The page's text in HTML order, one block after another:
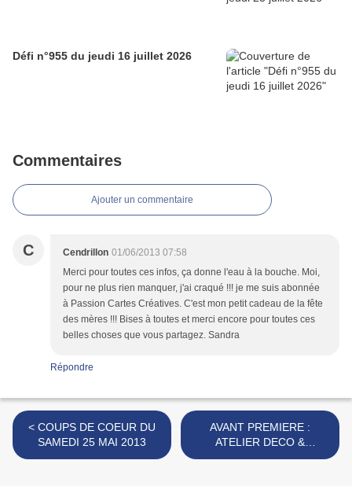
Défi n°955 du jeudi 16 juillet 2026
Commentaires
Ajouter un commentaire
C Cendrillon 01/06/2013 07:58
Merci pour toutes ces infos, ça donne l'eau à la bouche. Moi,
pour ne plus rien manquer, j'ai craqué !!! je me suis abonnée
à Passion Cartes Créatives. C'est mon petit cadeau de la fête
des mères !!! Bises à toutes et merci encore pour toutes ces
belles choses que vous partagez. Sandra
Répondre
< COUPS DE COEUR DU
SAMEDI 25 MAI 2013
AVANT PREMIERE :
ATELIER DECO &
CREATIONS N°22 >